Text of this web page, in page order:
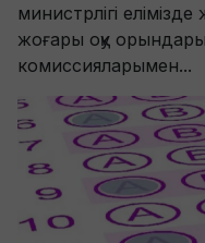
министрлігі
жоғары оқу
комиссияларымен...